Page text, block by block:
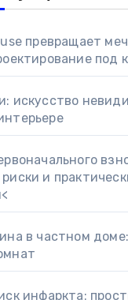
превращает
под
искусство
и
в частном
инфаркта: